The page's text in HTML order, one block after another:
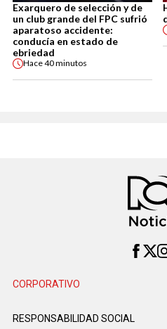
Exarquero de selección y de
un club grande del FPC sufrió
aparatoso accidente:
conducía en estado de
ebriedad
Hace40 minutos
CORPORATIVO
RESPONSABILIDAD SOCIAL